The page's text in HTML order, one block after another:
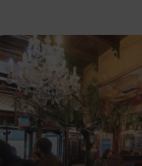
Google
που
για ένα